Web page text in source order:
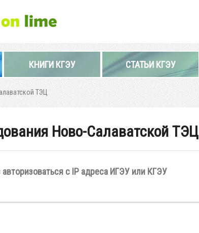
КНИГИ КГЭУ СТАТЬИ КГЭУ
ТЭЦ
Ново-Салаватской ТЭЦ
с IP адреса ИГЭУ или КГЭУ